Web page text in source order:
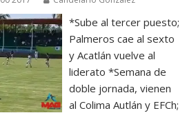
*Sube al tercer puesto;
Palmeros cae al sexto
y Acatlán vuelve al
liderato *Semana de
doble jornada, vienen
al Colima Autlán y EFCh;